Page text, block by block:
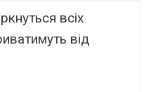
всіх
від